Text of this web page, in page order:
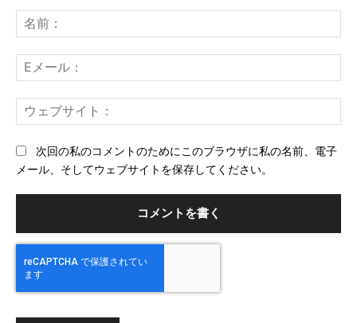
ン
ト：
前
メ
ー
ェ
次回の私のコメントのためにこのブラウザに私の名前、電子
メール、そしてウェブサイトを保存してください。